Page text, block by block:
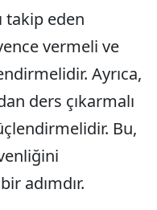
takip eden
vermeli ve
Ayrıca,
ders çıkarmalı
Bu,
adımdır.